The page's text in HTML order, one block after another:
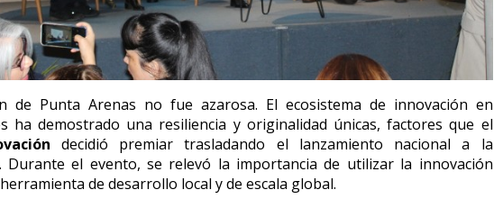
de Punta Arenas no fue azarosa. El ecosistema de innovación en
ha demostrado una resiliencia y originalidad únicas, factores que el
decidió premiar trasladando el lanzamiento nacional a la
Durante el evento, se relevó la importancia de utilizar la innovación
de desarrollo local y de escala global.